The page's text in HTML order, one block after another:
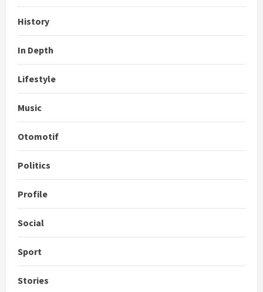
History
In Depth
Lifestyle
Music
Otomotif
Politics
Profile
Social
Sport
Stories